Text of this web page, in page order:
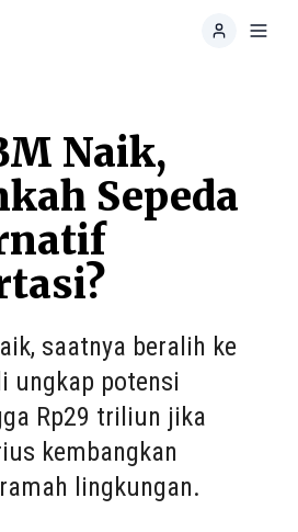
Naik,
Sepeda
saatnya beralih ke
ungkap potensi
Rp29 triliun jika
kembangkan
lingkungan.